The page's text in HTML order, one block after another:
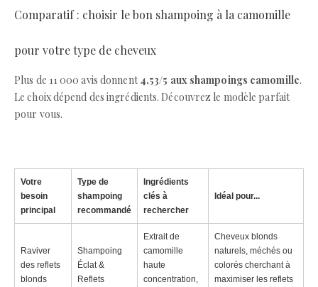
Comparatif : choisir le bon shampoing à la camomille
pour votre type de cheveux
Plus de 11 000 avis donnent4,53/5 aux shampoings camomille.
Le choix dépend des ingrédients. Découvrez le modèle parfait
pour vous.
Votre
besoin
principal
Type de
shampoing
recommandé
Ingrédients
clés à
rechercher
Idéal pour...
Raviver
des reflets
blonds
Shampoing
Éclat &
Reflets
Extrait de
camomille
haute
concentration,
Cheveux blonds
naturels, méchés ou
colorés cherchant à
maximiser les reflets